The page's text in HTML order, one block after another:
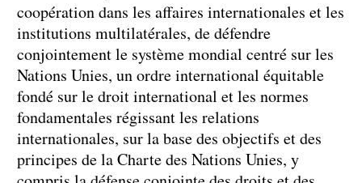
coopération dans les affaires internationales et les
institutions multilatérales, de défendre
conjointement le système mondial centré sur les
Nations Unies, un ordre international équitable
fondé sur le droit international et les normes
fondamentales régissant les relations
internationales, sur la base des objectifs et des
principes de la Charte des Nations Unies, y